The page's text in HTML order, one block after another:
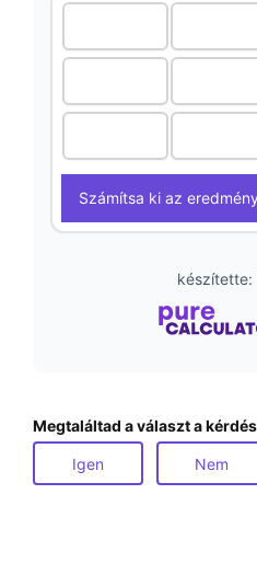
Számítsa ki az
Megtaláltad a választ a
Igen Nem